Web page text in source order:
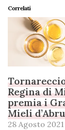
Correlati
Regina di
premia i
Mieli
28 Agosto 2021